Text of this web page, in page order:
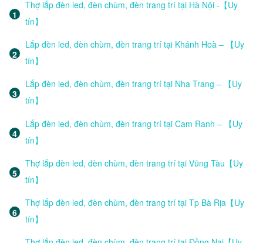
Thợ lắp đèn led, đèn chùm, đèn trang trí tại Hà Nội -【Uy
tín】
Lắp đèn led, đèn chùm, đèn trang trí tại Khánh Hoà – 【Uy
tín】
Lắp đèn led, đèn chùm, đèn trang trí tại Nha Trang – 【Uy
tín】
Lắp đèn led, đèn chùm, đèn trang trí tại Cam Ranh – 【Uy
tín】
Thợ lắp đèn led, đèn chùm, đèn trang trí tại Vũng Tàu【Uy
tín】
Thợ lắp đèn led, đèn chùm, đèn trang trí tại Tp Bà Rịa【Uy
tín】